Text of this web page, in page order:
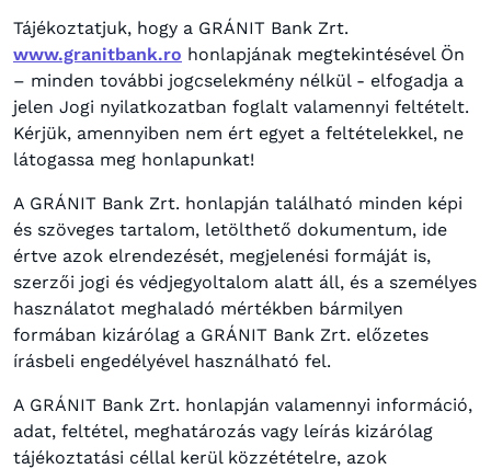
Tájékoztatjuk, hogy a GRÁNIT Bank Zrt.
www.granitbank.ro honlapjának megtekintésével Ön
– minden további jogcselekmény nélkül - elfogadja a
jelen Jogi nyilatkozatban foglalt valamennyi feltételt.
Kérjük, amennyiben nem ért egyet a feltételekkel, ne
látogassa meg honlapunkat!
A GRÁNIT Bank Zrt. honlapján található minden képi
és szöveges tartalom, letölthető dokumentum, ide
értve azok elrendezését, megjelenési formáját is,
szerzői jogi és védjegyoltalom alatt áll, és a személyes
használatot meghaladó mértékben bármilyen
formában kizárólag a GRÁNIT Bank Zrt. előzetes
írásbeli engedélyével használható fel.
A GRÁNIT Bank Zrt. honlapján valamennyi információ,
adat, feltétel, meghatározás vagy leírás kizárólag
tájékoztatási céllal kerül közzétételre, azok